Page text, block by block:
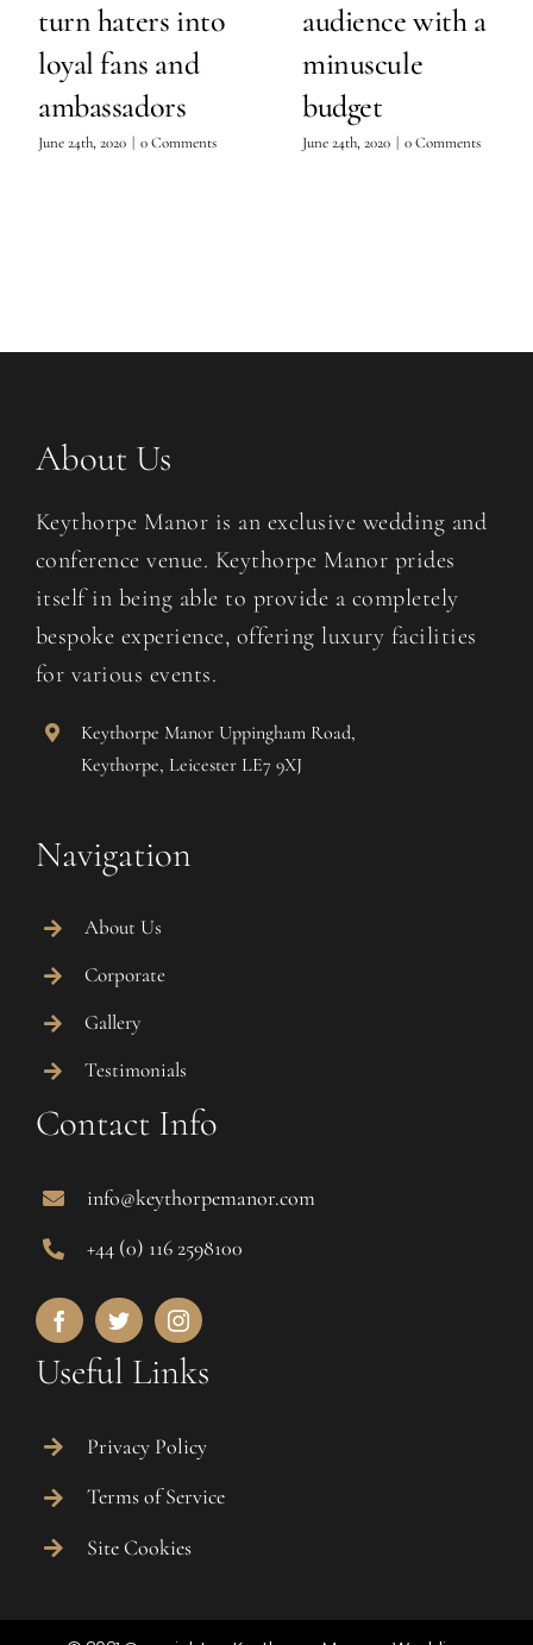
turn haters into
loyal fans and
ambassadors
June 24th, 2020 | 0 Comments
audience with a
minuscule
budget
June 24th, 2020 | 0 Comments
About Us
Keythorpe Manor is an exclusive wedding and
conference venue. Keythorpe Manor prides
itself in being able to provide a completely
bespoke experience, offering luxury facilities
for various events.
Keythorpe Manor Uppingham Road,
Keythorpe, Leicester LE7 9XJ
Navigation
About Us
Corporate
Gallery
Testimonials
Contact Info
info@keythorpemanor.com
+44 (0) 116 2598100
Useful Links
Privacy Policy
Terms of Service
Site Cookies